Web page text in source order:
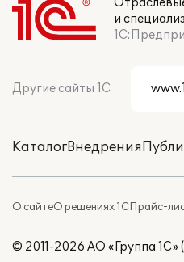
и
Другие сайты 1С
КаталогВнедрения
О сайтеО решениях 1СПрайс-
© 2011-2026 АО «Группа